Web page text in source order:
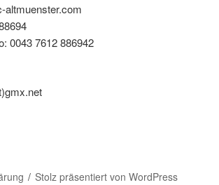
altmuenster.com
0043 7612 886942
Stolz präsentiert von WordPress